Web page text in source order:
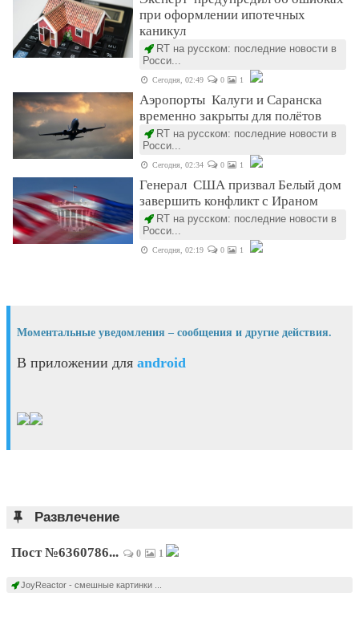
при оформлении ипотечных
каникул
RT на русском: последние новости в
Росси...
Сегодня, 02:49 0 1
Аэропорты Калуги и Саранска
временно закрыты для полётов
RT на русском: последние новости в
Росси...
Сегодня, 02:34 0 1
Генерал США призвал Белый дом
завершить конфликт с Ираном
RT на русском: последние новости в
Росси...
Сегодня, 02:19 0 1
Моментальные уведомления – сообщения и другие действия.
В приложении для android
Развлечение
Пост №6360786... 0 1
JoyReactor - смешные картинки ...